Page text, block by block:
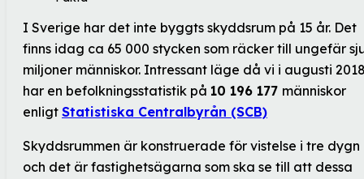
I Sverige har det inte byggts skyddsrum på 15 år. Det
finns idag ca 65 000 stycken som räcker till ungefär
miljoner människor. Intressant läge då vi i augusti
har en befolkningsstatistik på 10 196 177 människor
enligt Statistiska Centralbyrån (SCB)
Skyddsrummen är konstruerade för vistelse i tre dygn
och det är fastighetsägarna som ska se till att dessa